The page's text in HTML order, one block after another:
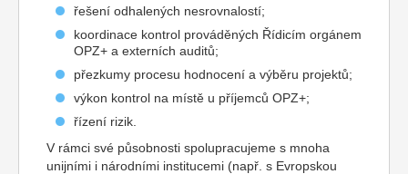
řešení odhalených nesrovnalostí;
koordinace kontrol prováděných Řídicím orgánem
OPZ+ a externích auditů;
přezkumy procesu hodnocení a výběru projektů;
výkon kontrol na místě u příjemců OPZ+;
řízení rizik.
V rámci své působnosti spolupracujeme s mnoha
unijními i národními institucemi (např. s Evropskou